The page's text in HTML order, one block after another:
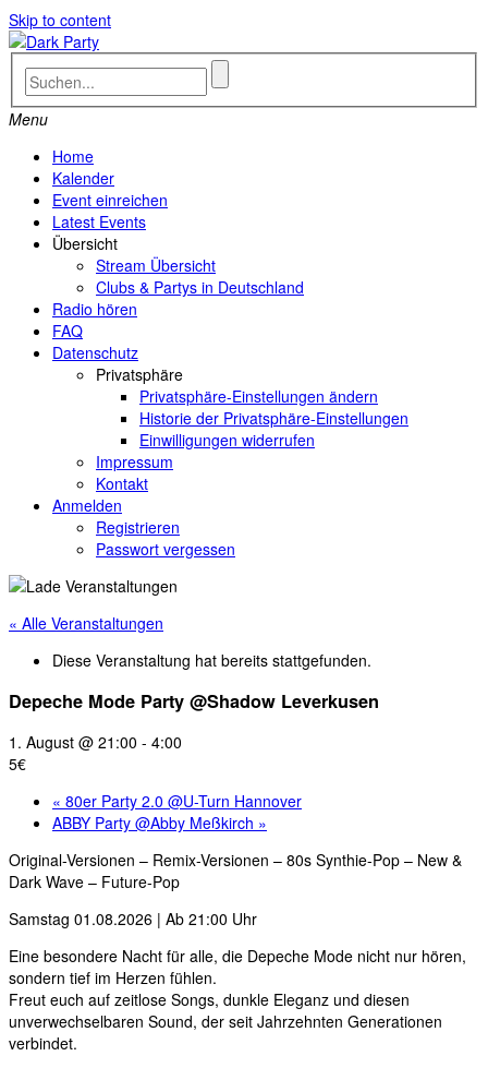
Skip to content
Menu
Home
Kalender
Event einreichen
Latest Events
Übersicht
Stream Übersicht
Clubs & Partys in Deutschland
Radio hören
FAQ
Datenschutz
Privatsphäre
Privatsphäre-Einstellungen ändern
Historie der Privatsphäre-Einstellungen
Einwilligungen widerrufen
Impressum
Kontakt
Anmelden
Registrieren
Passwort vergessen
« Alle Veranstaltungen
Diese Veranstaltung hat bereits stattgefunden.
Depeche Mode Party @Shadow Leverkusen
1. August @ 21:00 - 4:00
5€
« 80er Party 2.0 @U-Turn Hannover
ABBY Party @Abby Meßkirch »
Original-Versionen – Remix-Versionen – 80s Synthie-Pop – New &
Dark Wave – Future-Pop
Samstag 01.08.2026 | Ab 21:00 Uhr
Eine besondere Nacht für alle, die Depeche Mode nicht nur hören,
sondern tief im Herzen fühlen.
Freut euch auf zeitlose Songs, dunkle Eleganz und diesen
unverwechselbaren Sound, der seit Jahrzehnten Generationen
verbindet.